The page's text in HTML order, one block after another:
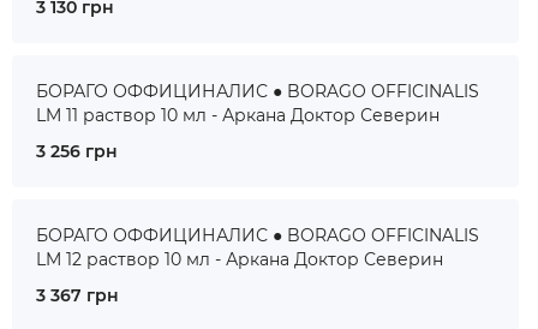
3 130 грн
БОРАГО ОФФИЦИНАЛИС ● BORAGO OFFICINALIS
LM 11 раствор 10 мл - Аркана Доктор Северин
3 256 грн
БОРАГО ОФФИЦИНАЛИС ● BORAGO OFFICINALIS
LM 12 раствор 10 мл - Аркана Доктор Северин
3 367 грн